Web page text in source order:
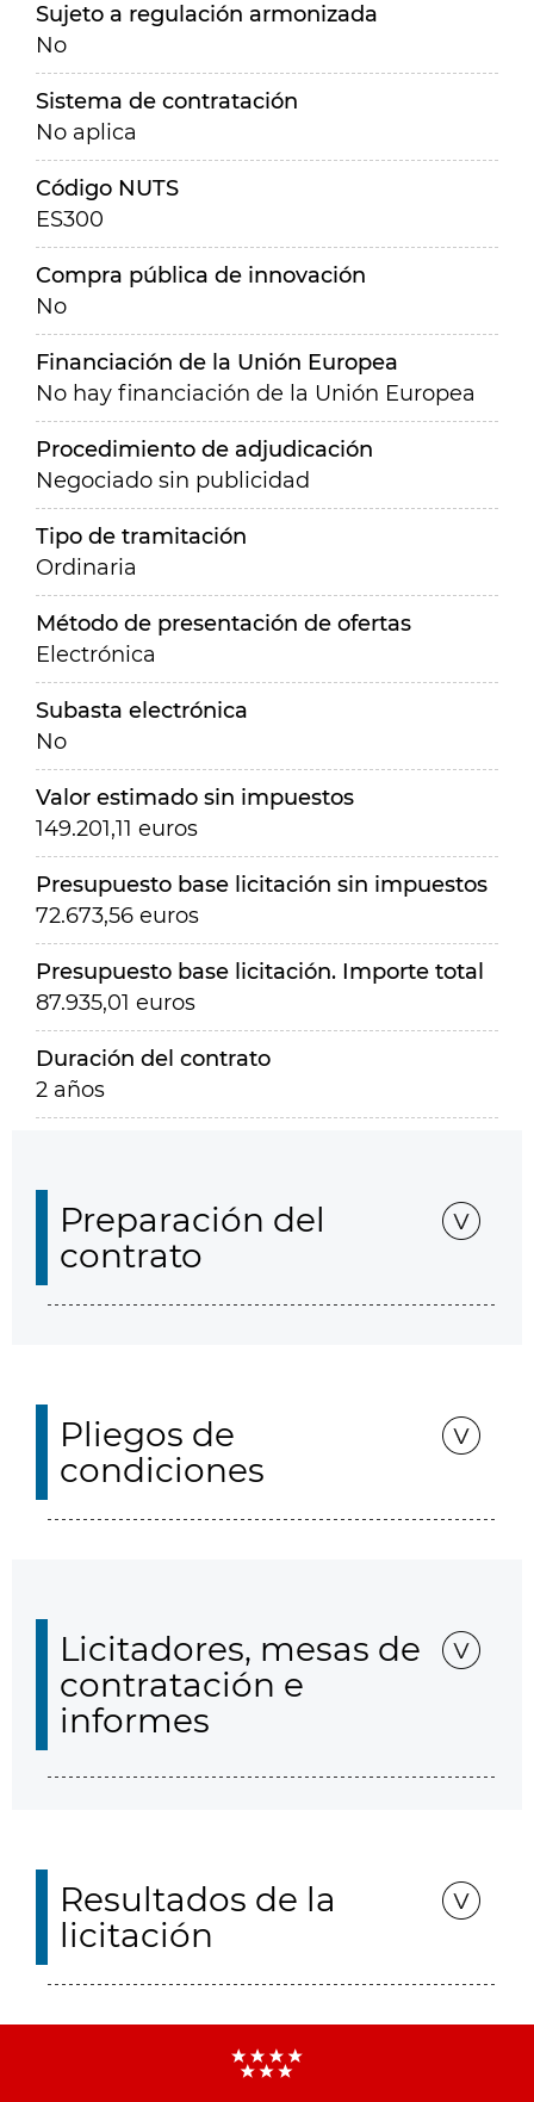
Sujeto a regulación armonizada
No
Sistema de contratación
No aplica
Código NUTS
ES300
Compra pública de innovación
No
Financiación de la Unión Europea
No hay financiación de la Unión Europea
Procedimiento de adjudicación
Negociado sin publicidad
Tipo de tramitación
Ordinaria
Método de presentación de ofertas
Electrónica
Subasta electrónica
No
Valor estimado sin impuestos
149.201,11 euros
Presupuesto base licitación sin impuestos
72.673,56 euros
Presupuesto base licitación. Importe total
87.935,01 euros
Duración del contrato
2 años
Preparación del
contrato
Pliegos de
condiciones
Licitadores, mesas de
contratación e
informes
Resultados de la
licitación